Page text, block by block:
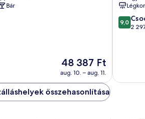
Bár
Az
ár
48 387 Ft
48 387 Ft
aug. 10. – aug. 11.
9.0
9,0
2
összehasonlítása